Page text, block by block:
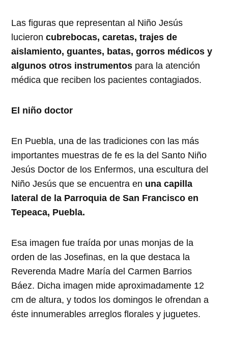
Las figuras que representan al Niño Jesús
lucieron cubrebocas, caretas, trajes de
aislamiento, guantes, batas, gorros médicos y
algunos otros instrumentos para la atención
médica que reciben los pacientes contagiados.
El niño doctor
En Puebla, una de las tradiciones con las más
importantes muestras de fe es la del Santo Niño
Jesús Doctor de los Enfermos, una escultura del
Niño Jesús que se encuentra en una capilla
lateral de la Parroquia de San Francisco en
Tepeaca, Puebla.
Esa imagen fue traída por unas monjas de la
orden de las Josefinas, en la que destaca la
Reverenda Madre María del Carmen Barrios
Báez. Dicha imagen mide aproximadamente 12
cm de altura, y todos los domingos le ofrendan a
éste innumerables arreglos florales y juguetes.